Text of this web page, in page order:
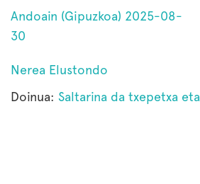
Andoain (Gipuzkoa) 2025-08-
30
Nerea Elustondo
Doinua: Saltarina da txepetxa eta